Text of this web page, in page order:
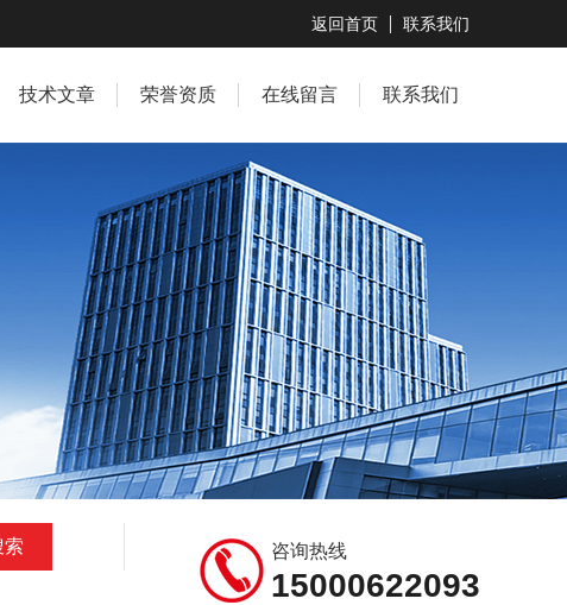
返回首页 联系我们
技术文章 荣誉资质 在线留言 联系我们
咨询热线
15000622093